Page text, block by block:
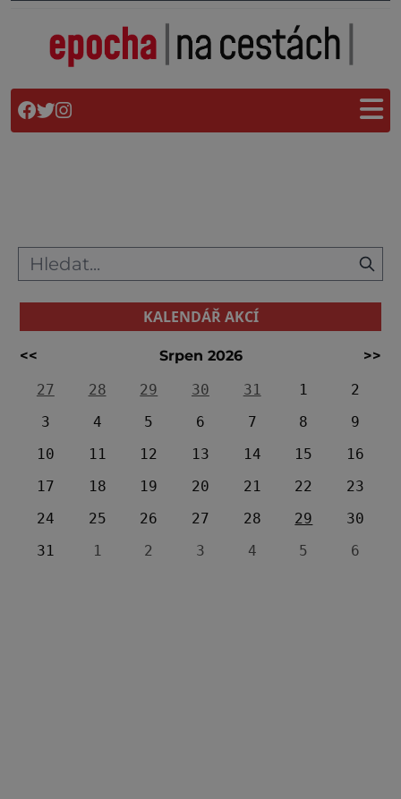
KALENDÁŘ AKCÍ
<< Srpen 2026
>>
27
28 29 30 31 1
2
3
4 5 6 7 8
9
10
11 12 13 14 15
16
17
18 19 20 21 22
23
24
25 26 27 28 29
30
31
1 2 3 4 5 6